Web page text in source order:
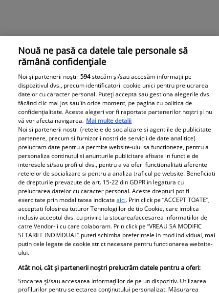
Andreea Perju s-a despărțit de iubit: „Fostul meu iubit
a fost beton”
Andreea Perju este din nou singură, după ce povestea
sa discretă de dragoste s-a încheiat. Actrița a făcut
dezvăluirea în cadrul unei emisiuni în care a vorbit
despre vacanța petrecută cu acesta în Sri Lanka.
Citește mai multe în articol.
Parteneri
Tânărul din poză e azi „Am cancer la sân. Am
Nouă ne pasă ca datele tale personale să
rămână confidențiale
Noi și partenerii noștri594stocăm și/sau accesăm informații pe
dispozitivul dvs., precum identificatorii cookie unici pentru prelucrarea
datelor cu caracter personal. Puteți accepta sau gestiona alegerile dvs.
făcând clic mai jos sau în orice moment, pe pagina cu politica de
confidențialitate. Aceste alegeri vor fi raportate partenerilor noștri și nu
vă vor afecta navigarea. Mai multe detalii
Noi si partenerii nostri (retelele de socializare si agentiile de publicitate
partenere, precum si furnizorii nostri de servicii de date analitice)
prelucram date pentru a permite website-ului sa functioneze, pentru a
personaliza continutul si anunturile publicitare afisate in functie de
interesele si/sau profilul dvs., pentru a va oferi functionalitati aferente
retelelor de socializare si pentru a analiza traficul pe website. Beneficiati
de drepturile prevazute de art. 15-22 din GDPR in legatura cu
prelucrarea datelor cu caracter personal. Aceste drepturi pot fi
exercitate prin modalitatea indicataaici. Prin click pe “ACCEPT TOATE”,
acceptati folosirea tuturor Tehnologiilor de tip Cookie, care implica
inclusiv acceptul dvs. cu privire la stocarea/accesarea informatiilor de
catre Vendor-ii cu care colaboram. Prin click pe “VREAU SA MODIFIC
SETARILE INDIVIDUAL” puteti schimba preferintele in mod individual, mai
putin cele legate de cookie strict necesare pentru functionarea website-
ului.
Atât noi, cât și partenerii noștri prelucrăm datele pentru a oferi:
Stocarea și/sau accesarea informațiilor de pe un dispozitiv. Utilizarea
profilurilor pentru selectarea conținutului personalizat. Măsurarea